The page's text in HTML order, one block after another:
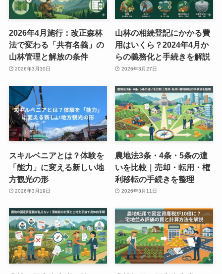
2026年4月施行：改正森林
法で変わる「共有名義」の
山林管理と解放の条件
2026年3月30日
山林の相続登記にかかる費
用はいくら？2024年4月か
らの義務化と手続きを解説
2026年3月27日
スキルベニアとは？体験を
「能力」に変える新しい地
方観光の形
2026年3月19日
農地法3条・4条・5条の違
いを比較｜売却・転用・権
利移転の手続きを整理
2026年3月11日